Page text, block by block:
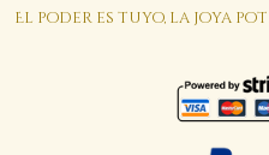
El poder es tuyo, la joya